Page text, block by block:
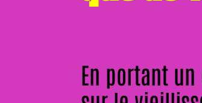
En portant